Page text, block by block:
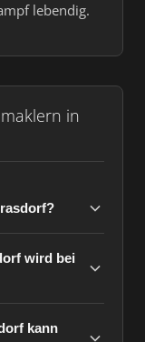
lebendig.
in
wird bei
kann